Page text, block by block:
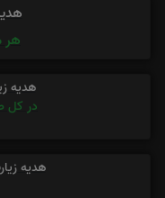
هر
هدیه
در کل
هدیه